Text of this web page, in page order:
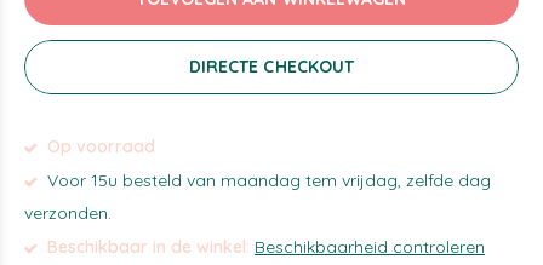
DIRECTE CHECKOUT
Op voorraad
Voor 15u besteld van maandag tem vrijdag, zelfde dag
verzonden.
Beschikbaar in de winkel: Beschikbaarheid controleren